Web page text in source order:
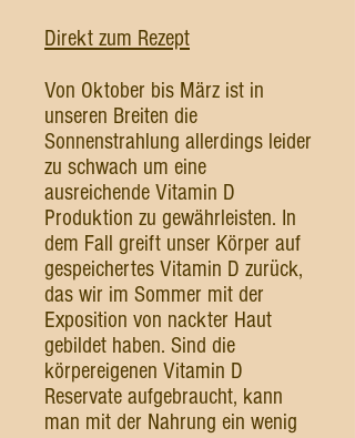
Direkt zum Rezept
Von Oktober bis März ist in
unseren Breiten die
Sonnenstrahlung allerdings leider
zu schwach um eine
ausreichende Vitamin D
Produktion zu gewährleisten. In
dem Fall greift unser Körper auf
gespeichertes Vitamin D zurück,
das wir im Sommer mit der
Exposition von nackter Haut
gebildet haben. Sind die
körpereigenen Vitamin D
Reservate aufgebraucht, kann
man mit der Nahrung ein wenig